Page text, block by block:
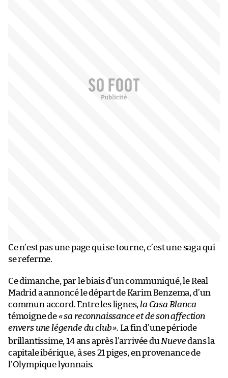
Ce n’est pas une page qui se tourne, c’est une saga qui
se referme.
Ce dimanche, par le biais d’un communiqué, le Real
Madrid a annoncé le départ de Karim Benzema, d’un
commun accord. Entre les lignes, la Casa Blanca
témoigne de« sa reconnaissance et de son affection
envers une légende du club». La fin d’une période
brillantissime, 14 ans après l’arrivée du Nuevedans la
capitale ibérique, à ses 21 piges, en provenance de
l’Olympique lyonnais.